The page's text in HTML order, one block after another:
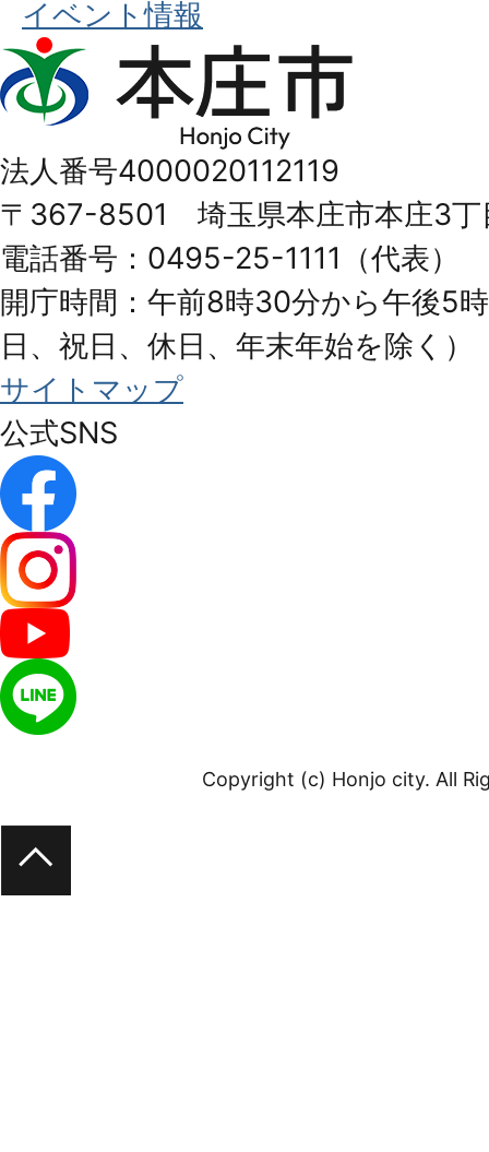
イベント情報
本
庄
Honjo
City
法人番号4000020112119
〒367-8501 埼玉県本庄市本庄3丁
電話番号：0495-25-1111（代表）
開庁時間：午前8時30分から午後5
日、祝日、休日、年末年始を除く）
サイトマップ
公式SNS
Copyright (c) Honjo city. All